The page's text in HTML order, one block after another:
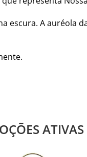
escura. A auréola
ATIVAS